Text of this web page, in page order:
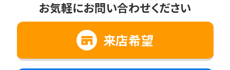
お気軽にお問い合わせください
来店希望